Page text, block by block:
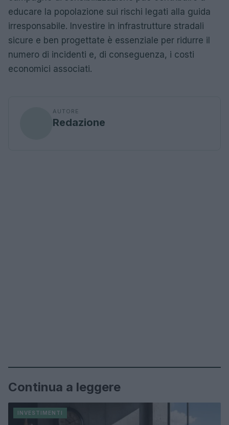
educare la popolazione sui rischi legati alla guida
irresponsabile. Investire in infrastrutture stradali
sicure e ben progettate è essenziale per ridurre il
numero di incidenti e, di conseguenza, i costi
economici associati.
AUTORE
Redazione
Continua a leggere
INVESTIMENTI